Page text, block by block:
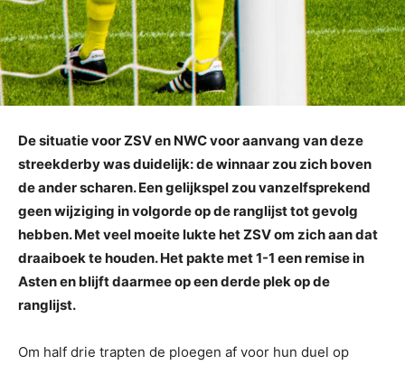
De situatie voor ZSV en NWC voor aanvang van deze
streekderby was duidelijk: de winnaar zou zich boven
de ander scharen. Een gelijkspel zou vanzelfsprekend
geen wijziging in volgorde op de ranglijst tot gevolg
hebben. Met veel moeite lukte het ZSV om zich aan dat
draaiboek te houden. Het pakte met 1-1 een remise in
Asten en blijft daarmee op een derde plek op de
ranglijst.
Om half drie trapten de ploegen af voor hun duel op